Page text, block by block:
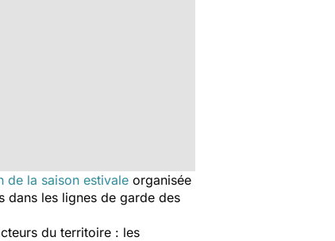
de la saison estivale organisée
dans les lignes de garde des
du territoire : les